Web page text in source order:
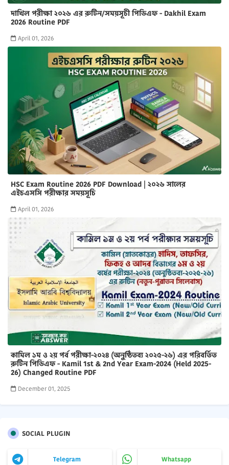
দাখিল পরীক্ষা ২০২৬ এর রুটিন/সময়সূচী পিডিএফ - Dakhil Exam
2026 Routine PDF
April 01, 2026
HSC Exam Routine 2026 PDF Download | ২০২৬ সালের
এইচএসসি পরীক্ষার সময়সূচি
April 01, 2026
কামিল ১ম ও ২য় পর্ব পরীক্ষা-২০২৪ (অনুষ্ঠিতব্য ২০২৫-২৬) এর পরিবর্তিত
রুটিন পিডিএফ - Kamil 1st & 2nd Year Exam-2024 (Held 2025-
26) Changed Routine PDF
December 01, 2025
SOCIAL PLUGIN
Telegram Whatsapp